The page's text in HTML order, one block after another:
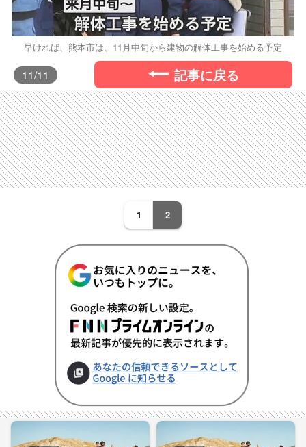
早ければ、熊本市は、11月中旬から建物の解体工事を始める予定
11/11 記事に戻る
1 2